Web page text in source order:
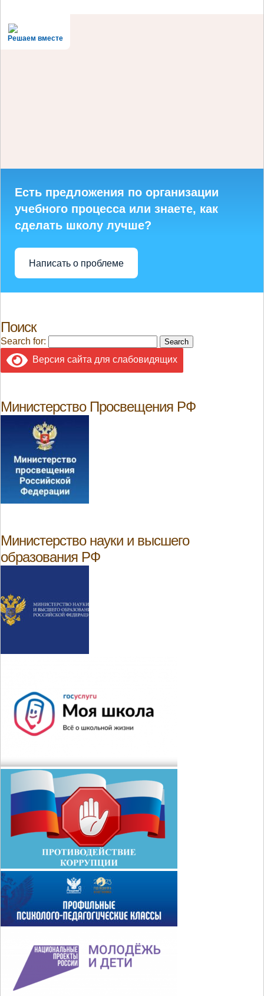
Решаем вместе
Есть предложения по организации
учебного процесса или знаете, как
сделать школу лучше?
Написать о проблеме
Поиск
Search for:
Версия сайта для слабовидящих
Министерство Просвещения РФ
Министерство науки и высшего
образования РФ